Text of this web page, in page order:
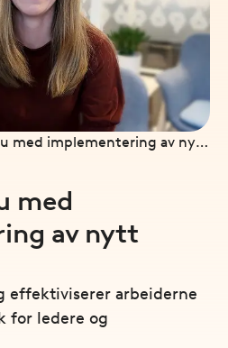
med implementering av nytt
med
av nytt
effektiviserer arbeiderne
for ledere og